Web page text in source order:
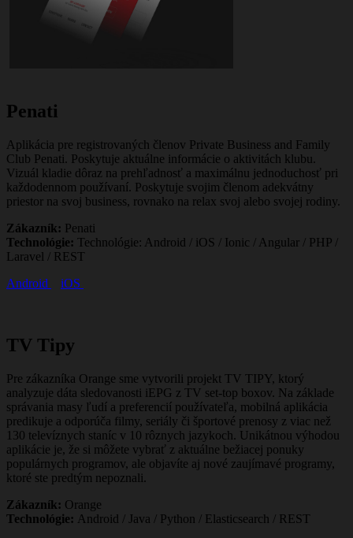
Penati
Aplikácia pre registrovaných členov Private Business and Family
Club Penati. Poskytuje aktuálne informácie o aktivitách klubu.
Vizuál kladie dôraz na prehľadnosť a maximálnu jednoduchosť pri
každodennom používaní. Poskytuje svojim členom adekvátny
priestor na svoj business, rovnako na relax svoj alebo svojej rodiny.
Zákazník: Penati
Technológie: Technológie: Android / iOS / Ionic / Angular / PHP /
Laravel / REST
Android
iOS
TV Tipy
Pre zákazníka Orange sme vytvorili projekt TV TIPY, ktorý
analyzuje dáta sledovanosti iEPG z TV set-top boxov. Na základe
správania masy ľudí a preferencií používateľa, mobilná aplikácia
predikuje a odporúča filmy, seriály či športové prenosy z viac než
130 televíznych staníc v 10 rôznych jazykoch. Unikátnou výhodou
aplikácie je, že si môžete vybrať z aktuálne bežiacej ponuky
populárnych programov, ale objavíte aj nové zaujímavé programy,
ktoré ste predtým nepoznali.
Zákazník: Orange
Technológie: Android / Java / Python / Elasticsearch / REST